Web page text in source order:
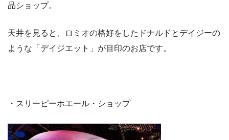
品ショップ。
天井を見ると、ロミオの格好をしたドナルドとデイジーの
ような「デイジエット」が目印のお店です。
・スリーピーホエール・ショップ